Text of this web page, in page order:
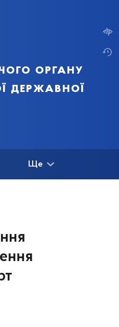
органу
державної
Ще